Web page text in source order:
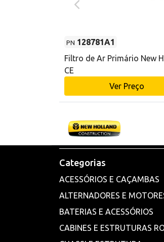
PN 128781A1
Filtro de Ar Primário New
CE
Ver Preço
Categorias
ACESSÓRIOS E CAÇAMBAS
ALTERNADORES E
BATERIAS E ACESSÓRIOS
CABINES E ESTRUTURAS